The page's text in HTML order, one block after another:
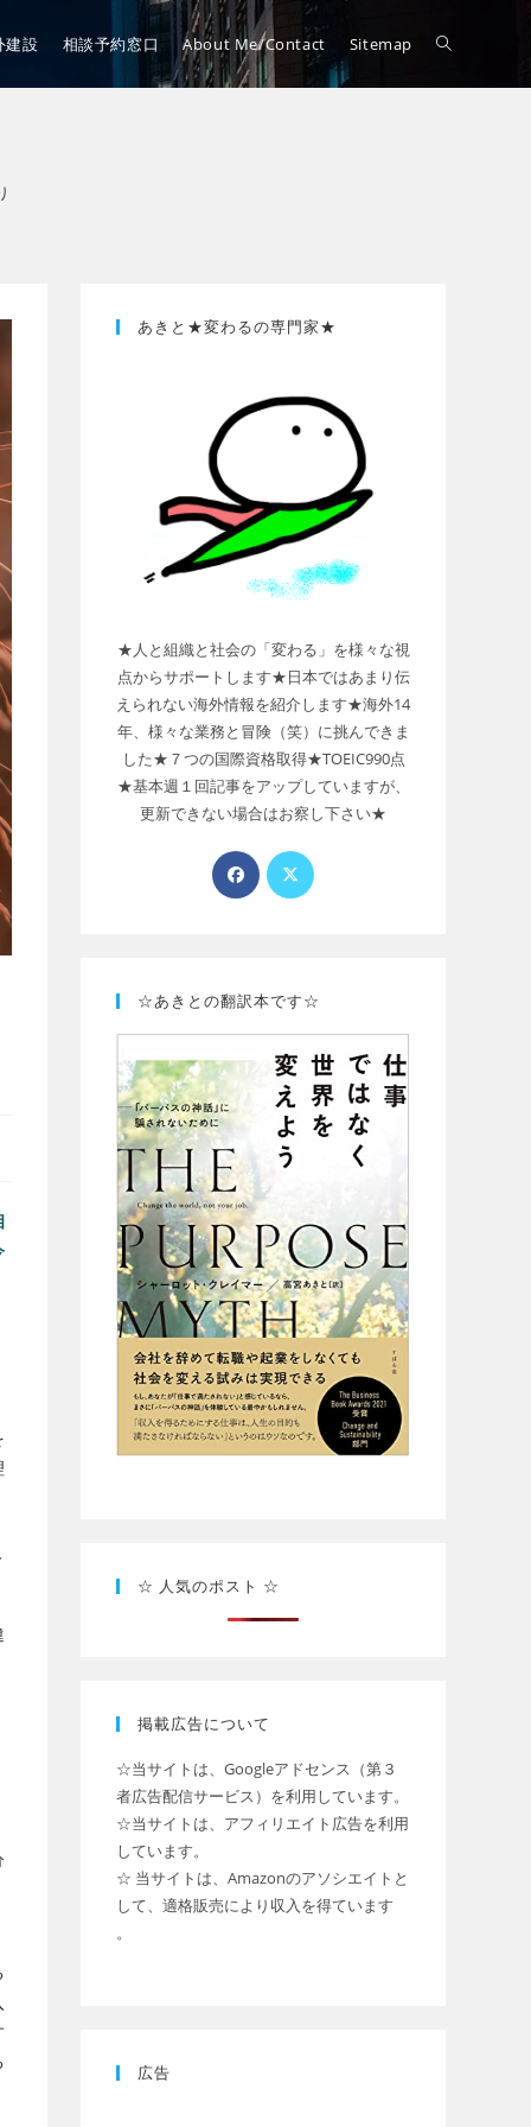
建設 相談予約窓口 About Me/Contact Sitemap
あきと★変わるの専門家★
★人と組織と社会の「変わる」を様々な視
点からサポートします★日本ではあまり伝
えられない海外情報を紹介します★海外14
年、様々な業務と冒険（笑）に挑んできま
した★７つの国際資格取得★TOEIC990点
★基本週１回記事をアップしていますが、
更新できない場合はお察し下さい★
☆あきとの翻訳本です☆
☆ 人気のポスト ☆
掲載広告について
☆当サイトは、Googleアドセンス（第３
者広告配信サービス）を利用しています。
☆当サイトは、アフィリエイト広告を利用
しています。
☆ 当サイトは、Amazonのアソシエイトと
して、適格販売により収入を得ています
。
広告